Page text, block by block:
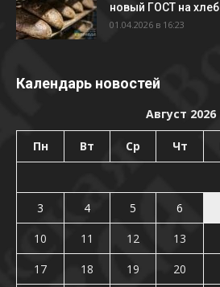
новый ГОСТ на хлеб
01.04.2026 в 16:23
Календарь новостей
Август 2026
Пн Вт Ср Чт
3
4 5 6
10
11 12 13
17
18 19 20